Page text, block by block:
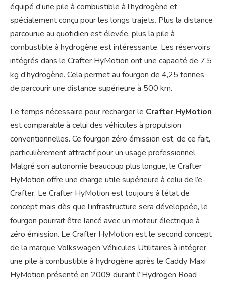
équipé d’une pile à combustible à l’hydrogène et
spécialement conçu pour les longs trajets. Plus la distance
parcourue au quotidien est élevée, plus la pile à
combustible à hydrogène est intéressante. Les réservoirs
intégrés dans le Crafter HyMotion ont une capacité de 7,5
kg d’hydrogène. Cela permet au fourgon de 4,25 tonnes
de parcourir une distance supérieure à 500 km.
Le temps nécessaire pour recharger le Crafter HyMotion
est comparable à celui des véhicules à propulsion
conventionnelles. Ce fourgon zéro émission est, de ce fait,
particulièrement attractif pour un usage professionnel.
Malgré son autonomie beaucoup plus longue, le Crafter
HyMotion offre une charge utile supérieure à celui de l’e-
Crafter. Le Crafter HyMotion est toujours à l’état de
concept mais dès que l’infrastructure sera développée, le
fourgon pourrait être lancé avec un moteur électrique à
zéro émission. Le Crafter HyMotion est le second concept
de la marque Volkswagen Véhicules Utilitaires à intégrer
une pile à combustible à hydrogène après le Caddy Maxi
HyMotion présenté en 2009 durant l’’Hydrogen Road